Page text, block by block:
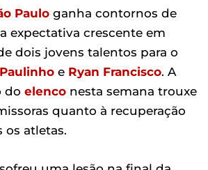
Paulo ganha contornos de
expectativa crescente em
dois jovens talentos para o
Paulinho e Ryan Francisco. A
do elenco nesta semana trouxe
quanto à recuperação
os atletas.